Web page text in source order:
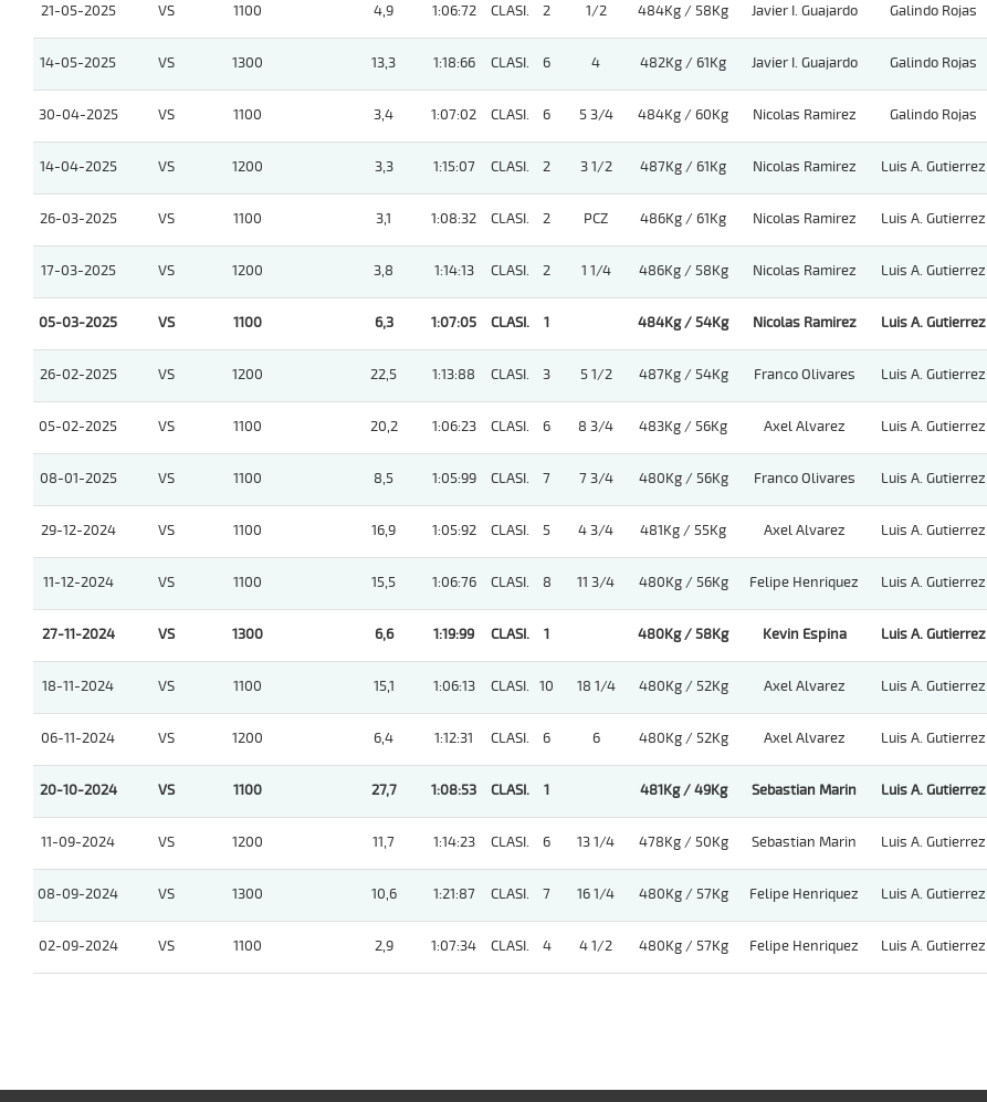
21-05-2025 VS 1100 4,9 1:06:72 CLASI. 2 1/2 484Kg / 58Kg Javier I. Guajardo Galindo Rojas
14-05-2025 VS 1300 13,3 1:18:66 CLASI. 6 4 482Kg / 61Kg Javier I. Guajardo Galindo Rojas
30-04-2025 VS 1100 3,4 1:07:02 CLASI. 6 5 3/4 484Kg / 60Kg Nicolas Ramirez Galindo Rojas
14-04-2025 VS 1200 3,3 1:15:07 CLASI. 2 3 1/2 487Kg / 61Kg Nicolas Ramirez Luis A. Gutierrez
26-03-2025 VS 1100 3,1 1:08:32 CLASI. 2 PCZ 486Kg / 61Kg Nicolas Ramirez Luis A. Gutierrez
17-03-2025 VS 1200 3,8 1:14:13 CLASI. 2 1 1/4 486Kg / 58Kg Nicolas Ramirez Luis A. Gutierrez
05-03-2025 VS 1100 6,3 1:07:05 CLASI. 1 484Kg / 54Kg Nicolas Ramirez Luis A. Gutierrez
26-02-2025 VS 1200 22,5 1:13:88 CLASI. 3 5 1/2 487Kg / 54Kg Franco Olivares Luis A. Gutierrez
05-02-2025 VS 1100 20,2 1:06:23 CLASI. 6 8 3/4 483Kg / 56Kg Axel Alvarez Luis A. Gutierrez
08-01-2025 VS 1100 8,5 1:05:99 CLASI. 7 7 3/4 480Kg / 56Kg Franco Olivares Luis A. Gutierrez
29-12-2024 VS 1100 16,9 1:05:92 CLASI. 5 4 3/4 481Kg / 55Kg Axel Alvarez Luis A. Gutierrez
11-12-2024 VS 1100 15,5 1:06:76 CLASI. 8 11 3/4 480Kg / 56Kg Felipe Henriquez Luis A. Gutierrez
27-11-2024 VS 1300 6,6 1:19:99 CLASI. 1 480Kg / 58Kg Kevin Espina Luis A. Gutierrez
18-11-2024 VS 1100 15,1 1:06:13 CLASI. 10 18 1/4 480Kg / 52Kg Axel Alvarez Luis A. Gutierrez
06-11-2024 VS 1200 6,4 1:12:31 CLASI. 6 6 480Kg / 52Kg Axel Alvarez Luis A. Gutierrez
20-10-2024 VS 1100 27,7 1:08:53 CLASI. 1 481Kg / 49Kg Sebastian Marin Luis A. Gutierrez
11-09-2024 VS 1200 11,7 1:14:23 CLASI. 6 13 1/4 478Kg / 50Kg Sebastian Marin Luis A. Gutierrez
08-09-2024 VS 1300 10,6 1:21:87 CLASI. 7 16 1/4 480Kg / 57Kg Felipe Henriquez Luis A. Gutierrez
02-09-2024 VS 1100 2,9 1:07:34 CLASI. 4 4 1/2 480Kg / 57Kg Felipe Henriquez Luis A. Gutierrez